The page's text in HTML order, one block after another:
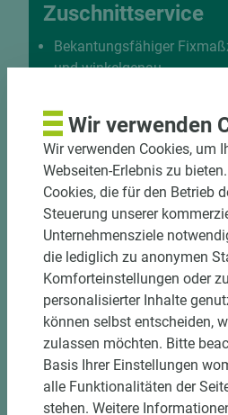
Zuschnittservice
Bekantungsfähiger
und winkelgenau
halbautomatische
Einzelteiletikettierung auf
Materialschonende und
Verpackung der Fixmaße
Jetzt Zuschnitt
Wir verwenden
Wir verwenden Cookies, um
Webseiten-Erlebnis zu
Cookies, die für den Betrieb
Steuerung unserer
Unternehmensziele
die lediglich zu anonymen
Komforteinstellungen oder
personalisierter Inhalte
können selbst entscheiden,
zulassen möchten. Bitte
Basis Ihrer Einstellungen
alle Funktionalitäten der
stehen. Weitere